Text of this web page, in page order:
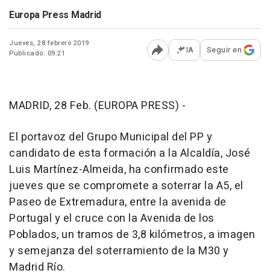
Europa Press Madrid
Jueves, 28 febrero 2019
Publicado: 09:21
Abrir opciones para
IA Seguir en
MADRID, 28 Feb. (EUROPA PRESS) -
El portavoz del Grupo Municipal del PP y
candidato de esta formación a la Alcaldía, José
Luis Martínez-Almeida, ha confirmado este
jueves que se compromete a soterrar la A5, el
Paseo de Extremadura, entre la avenida de
Portugal y el cruce con la Avenida de los
Poblados, un tramos de 3,8 kilómetros, a imagen
y semejanza del soterramiento de la M30 y
Madrid Río.